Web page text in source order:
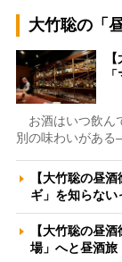
大竹聡の「
お酒はいつ飲ん
別の味わいがあ
【大竹聡の昼
ギ」を知らな
【大竹聡の昼
場」へと昼酒